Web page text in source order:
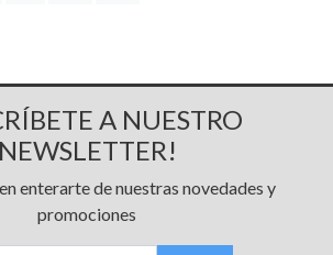
A NUESTRO
NEWSLETTER!
enterarte de nuestras novedades y
promociones